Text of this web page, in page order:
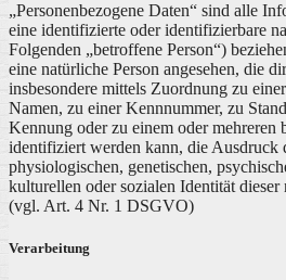
„Personenbezogene Daten“ sind alle
eine identifizierte oder identifizierbare
Folgenden „betroffene Person“)
eine natürliche Person angesehen, die
insbesondere mittels Zuordnung zu
Namen, zu einer Kennnummer, zu
Kennung oder zu einem oder mehreren
identifiziert werden kann, die Ausdruck
physiologischen, genetischen,
kulturellen oder sozialen Identität dieser
(vgl. Art. 4 Nr. 1 DSGVO)
Verarbeitung